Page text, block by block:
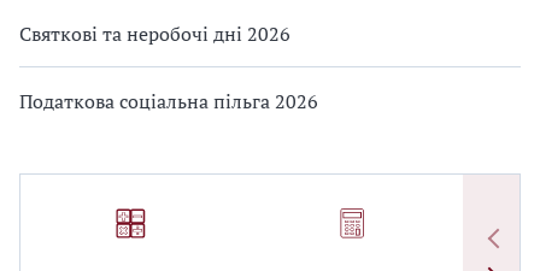
Святкові та неробочі дні 2026
Податкова соціальна пільга 2026